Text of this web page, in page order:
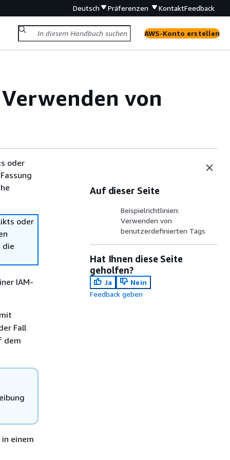
Deutsch Präferenzen KontaktFeedback
AWS-Konto erstellen
von
oder
oder
die
IAM-
Fall
dem
einem
Auf dieser Seite
Beispielrichtlinien:
Verwenden von
benutzerdefinierten Tags
Hat Ihnen diese Seite
geholfen?
Ja
Nein
Feedback geben